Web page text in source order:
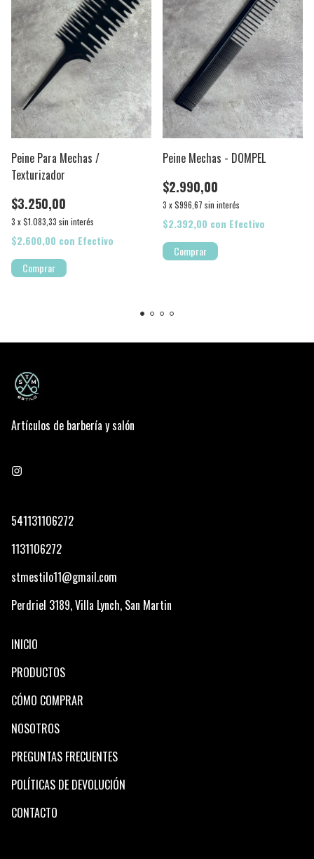
Peine Para Mechas /
Texturizador
$3.250,00
3 x$1.083,33 sin interés
$2.600,00 con Efectivo
Peine Mechas - DOMPEL
$2.990,00
3 x$996,67 sin interés
$2.392,00 con Efectivo
Artículos de barbería y salón
541131106272
1131106272
stmestilo11@gmail.com
Perdriel 3189, Villa Lynch, San Martin
INICIO
PRODUCTOS
CÓMO COMPRAR
NOSOTROS
PREGUNTAS FRECUENTES
POLÍTICAS DE DEVOLUCIÓN
CONTACTO